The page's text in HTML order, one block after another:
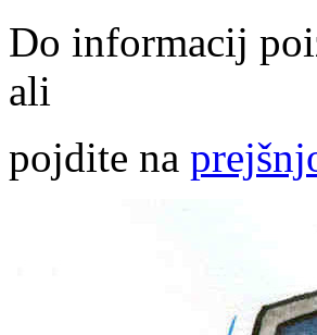
Do informacij
ali
pojdite na